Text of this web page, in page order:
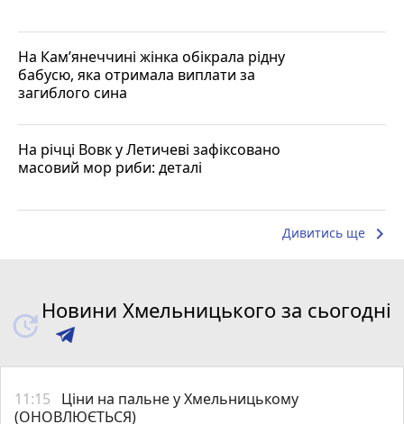
На Кам’янеччині жінка обікрала рідну
бабусю, яка отримала виплати за
загиблого сина
На річці Вовк у Летичеві зафіксовано
масовий мор риби: деталі
Дивитись ще keyboard_arrow_right
Новини Хмельницького за сьогодні
11:15
Ціни на пальне у Хмельницькому
(ОНОВЛЮЄТЬСЯ)